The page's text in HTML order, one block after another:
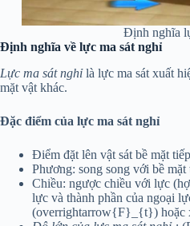
Định nghĩa
Định nghĩa về lực ma sát nghỉ
Lực ma sát nghỉlà lực ma sát xuất
mặt vật khác.
Đặc điểm của lực ma sát nghỉ
Điểm đặt lên vật sát bề mặt
Phương: song song với bề mặt
Chiều: ngược chiều với lực
lực và thành phần của ngoại
(overrightarrow{F}_{t}) hoặc